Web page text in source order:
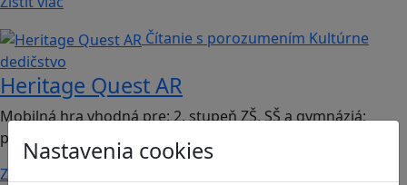
Nastavenia cookies
Čítanie s porozumením Kultúrne
dedičstvo
Heritage Quest AR
Mobilná hra vhodná pre: 2. stupeň ZŠ, SŠ a gymnáziá;
predmet dejepis.
Zistiť viac